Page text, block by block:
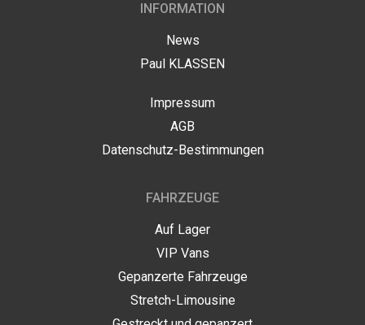
INFORMATION
News
Paul KLASSEN
Impressum
AGB
Datenschutz-Bestimmungen
FAHRZEUGE
Auf Lager
VIP Vans
Gepanzerte Fahrzeuge
Stretch-Limousine